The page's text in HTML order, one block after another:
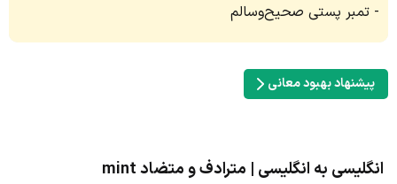
تمبر پستی صحیح‌وسالم
پیشنهاد بهبود معانی
انگلیسی به انگلیسی | مترادف و متضاد mint